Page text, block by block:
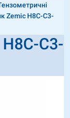
Zemic H8C-C3-
C3-